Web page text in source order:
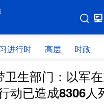
进行时 高层 时政
网站地图
高层 时政
财经 网评
卫生部门：以军
动已造成8306人